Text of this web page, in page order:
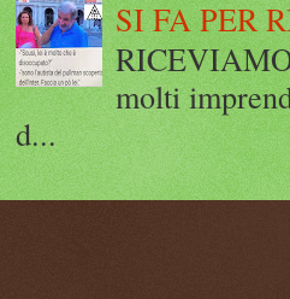
SI FA PER
molti
d...